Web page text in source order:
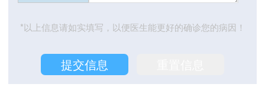
*以上信息请如实填写，以便医生能更好的确诊您的病因！